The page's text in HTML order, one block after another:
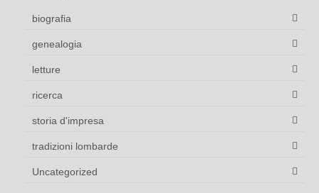
biografia
genealogia
letture
ricerca
storia d'impresa
tradizioni lombarde
Uncategorized